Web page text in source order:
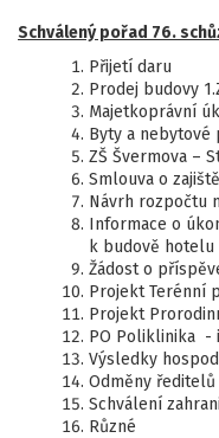
Schválený pořad 76.
Přijetí daru
Prodej budovy
Majetkoprávní
Byty a nebytové
ZŠ Švermova –
Smlouva o
Návrh rozpočtu
Informace o
k budově
Žádost o
Projekt Terénní
Projekt
PO Poliklinika -
Výsledky
Odměny ředitelů
Schválení
Různé